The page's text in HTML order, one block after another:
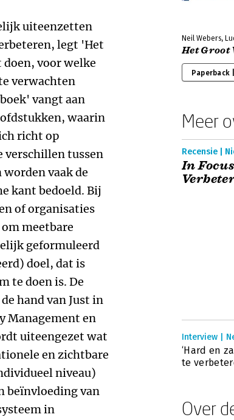
uiteenzetten
legt 'Het
voor welke
verwachten
vangt aan
waarin
richt op
verschillen tussen
vaak de
kant bedoeld. Bij
of organisaties
meetbare
geformuleerd
doel, dat is
te doen is. De
hand van Just in
Management en
uiteengezet wat
en zichtbare
niveau)
beïnvloeding van
in
Neil Webers,
Het Groot
Paperback
Meer
Recensie |
In
Interview |
‘Hard en
te
Over